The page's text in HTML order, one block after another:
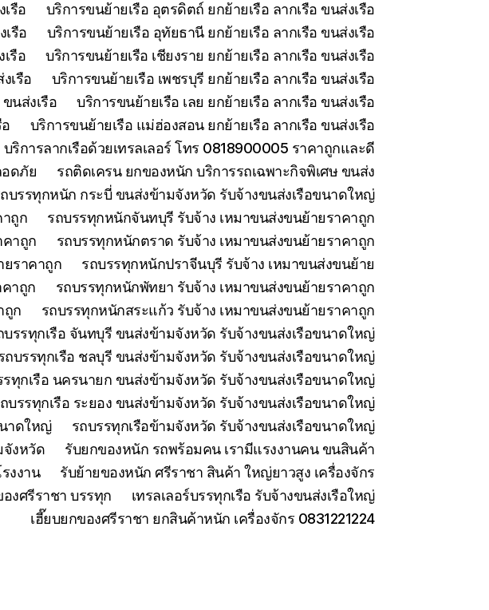
รือ
บริการขนย้ายเรือ อุตรดิตถ์ ยกย้ายเรือ ลากเรือ ขนส่งเรือ
รือ
บริการขนย้ายเรือ อุทัยธานี ยกย้ายเรือ ลากเรือ ขนส่งเรือ
รือ
บริการขนย้ายเรือ เชียงราย ยกย้ายเรือ ลากเรือ ขนส่งเรือ
เรือ
บริการขนย้ายเรือ เพชรบุรี ยกย้ายเรือ ลากเรือ ขนส่งเรือ
นส่งเรือ
บริการขนย้ายเรือ เลย ยกย้ายเรือ ลากเรือ ขนส่งเรือ
บริการขนย้ายเรือ แม่ฮ่องสอน ยกย้ายเรือ ลากเรือ ขนส่งเรือ
บริการลากเรือด้วยเทรลเลอร์ โทร 0818900005 ราคาถูกและดี
อดภัย
รถติดเครน ยกของหนัก บริการรถเฉพาะกิจพิเศษ ขนส่ง
บรรทุกหนัก กระบี่ ขนส่งข้ามจังหวัด รับจ้างขนส่งเรือขนาดใหญ่
ถูก
รถบรรทุกหนักจันทบุรี รับจ้าง เหมาขนส่งขนย้ายราคาถูก
คาถูก
รถบรรทุกหนักตราด รับจ้าง เหมาขนส่งขนย้ายราคาถูก
ยราคาถูก
รถบรรทุกหนักปราจีนบุรี รับจ้าง เหมาขนส่งขนย้าย
าถูก
รถบรรทุกหนักพัทยา รับจ้าง เหมาขนส่งขนย้ายราคาถูก
ถูก
รถบรรทุกหนักสระแก้ว รับจ้าง เหมาขนส่งขนย้ายราคาถูก
บรรทุกเรือ จันทบุรี ขนส่งข้ามจังหวัด รับจ้างขนส่งเรือขนาดใหญ่
ถบรรทุกเรือ ชลบุรี ขนส่งข้ามจังหวัด รับจ้างขนส่งเรือขนาดใหญ่
รทุกเรือ นครนายก ขนส่งข้ามจังหวัด รับจ้างขนส่งเรือขนาดใหญ่
บรรทุกเรือ ระยอง ขนส่งข้ามจังหวัด รับจ้างขนส่งเรือขนาดใหญ่
าดใหญ่
รถบรรทุกเรือข้ามจังหวัด รับจ้างขนส่งเรือขนาดใหญ่
จังหวัด
รับยกของหนัก รถพร้อมคน เรามีแรงงานคน ขนสินค้า
งงาน
รับย้ายของหนัก ศรีราชา สินค้า ใหญ่ยาวสูง เครื่องจักร
งศรีราชา บรรทุก
เทรลเลอร์บรรทุกเรือ รับจ้างขนส่งเรือใหญ่
เฮี๊ยบยกของศรีราชา ยกสินค้าหนัก เครื่องจักร 0831221224